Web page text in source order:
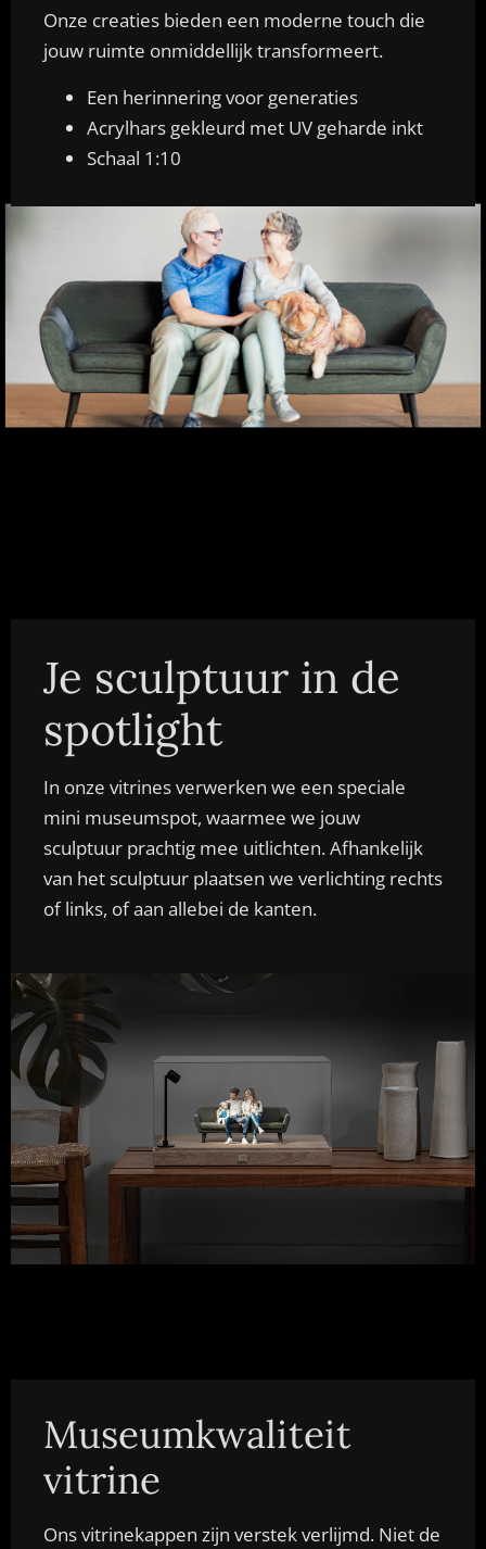
Onze creaties bieden een moderne touch die
jouw ruimte onmiddellijk transformeert.
Een herinnering voor generaties
Acrylhars gekleurd met UV geharde inkt
Schaal 1:10
Je sculptuur in de
spotlight
In onze vitrines verwerken we een speciale
mini museumspot, waarmee we jouw
sculptuur prachtig mee uitlichten. Afhankelijk
van het sculptuur plaatsen we verlichting rechts
of links, of aan allebei de kanten.
Museumkwaliteit
vitrine
Ons vitrinekappen zijn verstek verlijmd. Niet de